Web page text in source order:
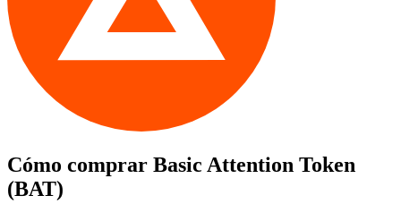
Cómo comprar Basic Attention Token
(BAT)